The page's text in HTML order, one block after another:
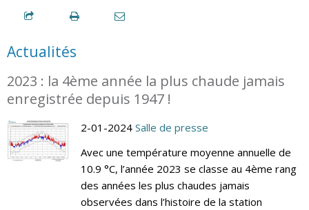
Actualités
2023 : la 4ème année la plus chaude jamais
enregistrée depuis 1947 !
2-01-2024 Salle de presse
Avec une température moyenne annuelle de
10.9 °C, l’année 2023 se classe au 4ème rang
des années les plus chaudes jamais
observées dans l’histoire de la station